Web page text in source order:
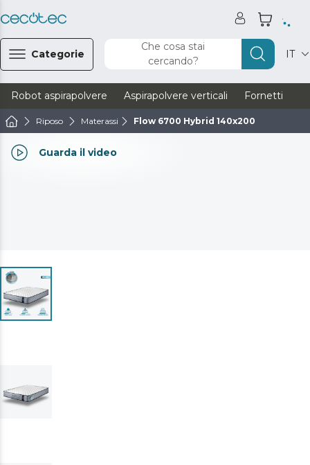
Categorie
Che cosa stai
cercando?
IT
Robot aspirapolvere Aspirapolvere verticali Fornetti
Riposo Materassi Flow 6700 Hybrid 140x200
Guarda il video